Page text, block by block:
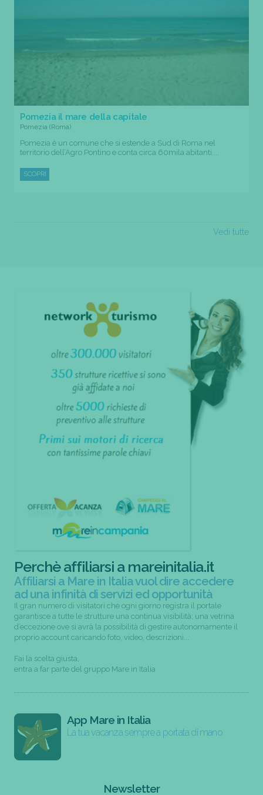
Pomezia il mare della capitale
Pomezia (Roma)
Pomezia è un comune che si estende a Sud di Roma nel
territorio dell’Agro Pontino e conta circa 60mila abitanti....
SCOPRI
Vedi tutte
Perchè affiliarsi a mareinitalia.it
Affiliarsi a Mare in Italia vuol dire accedere
ad una infinità di servizi ed opportunità
Il gran numero di visitatori che ogni giorno registra il portale
garantisce a tutte le strutture una continua visibilità; una vetrina
d’eccezione ove si avrà la possibilità di gestire autonomamente il
proprio account caricando foto, video, descrizioni...
Fai la scelta giusta,
entra a far parte del gruppo Mare in Italia
App Mare in Italia
La tua vacanza sempre a portata di mano
Newsletter